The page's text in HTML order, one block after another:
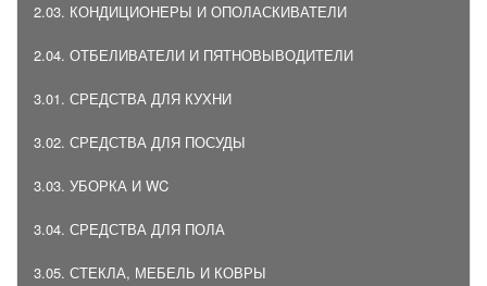
2.03. КОНДИЦИОНЕРЫ И ОПОЛАСКИВАТЕЛИ
2.04. ОТБЕЛИВАТЕЛИ И ПЯТНОВЫВОДИТЕЛИ
3.01. СРЕДСТВА ДЛЯ КУХНИ
3.02. СРЕДСТВА ДЛЯ ПОСУДЫ
3.03. УБОРКА И WC
3.04. СРЕДСТВА ДЛЯ ПОЛА
3.05. СТЕКЛА, МЕБЕЛЬ И КОВРЫ